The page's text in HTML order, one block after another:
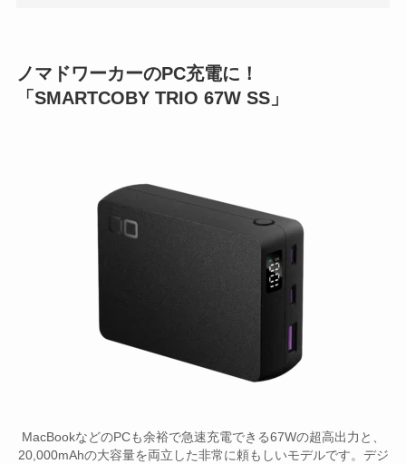
ノマドワーカーのPC充電に！
「SMARTCOBY TRIO 67W SS」
MacBookなどのPCも余裕で急速充電できる67Wの超高出力と、
20,000mAhの大容量を両立した非常に頼もしいモデルです。デジ